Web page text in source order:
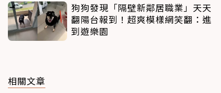
狗狗發現「隔壁新鄰居職業」天天
翻陽台報到！超爽模樣網笑翻：進
到遊樂園
相關文章